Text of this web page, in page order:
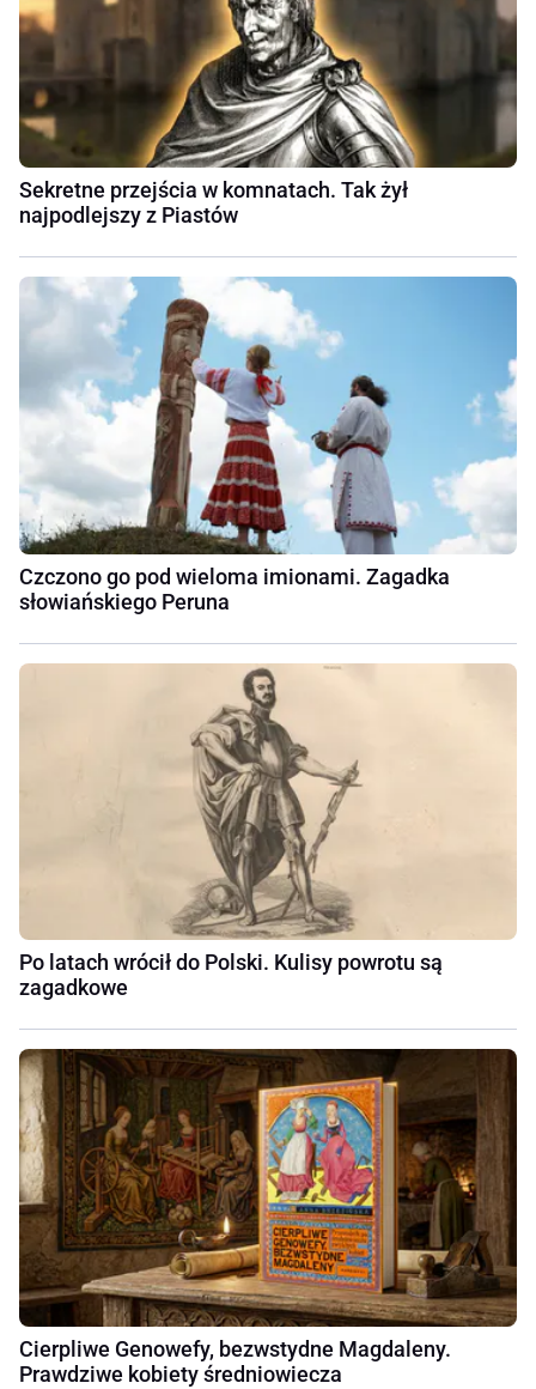
Sekretne przejścia w komnatach. Tak żył
najpodlejszy z Piastów
Czczono go pod wieloma imionami. Zagadka
słowiańskiego Peruna
Po latach wrócił do Polski. Kulisy powrotu są
zagadkowe
Cierpliwe Genowefy, bezwstydne Magdaleny.
Prawdziwe kobiety średniowiecza